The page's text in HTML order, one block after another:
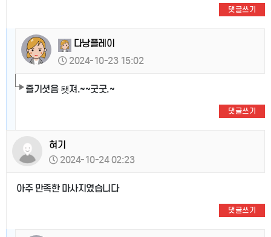
댓글쓰기
다낭플레이
2024-10-23 15:02
즐기셧음 됏져.~~굿굿.~
댓글쓰기
혀기
2024-10-24 02:23
아주 만족한 마사지였습니다
댓글쓰기